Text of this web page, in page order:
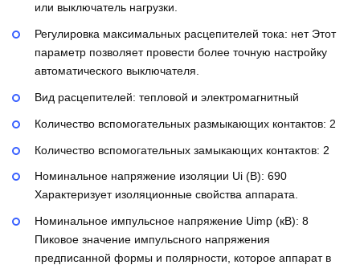
или выключатель нагрузки.
Регулировка максимальных расцепителей тока: нет Этот
параметр позволяет провести более точную настройку
автоматического выключателя.
Вид расцепителей: тепловой и электромагнитный
Количество вспомогательных размыкающих контактов: 2
Количество вспомогательных замыкающих контактов: 2
Номинальное напряжение изоляции Ui (В): 690
Характеризует изоляционные свойства аппарата.
Номинальное импульсное напряжение Uimp (кВ): 8
Пиковое значение импульсного напряжения
предписанной формы и полярности, которое аппарат в